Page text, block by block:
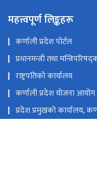
महत्त्वपूर्ण लिङ्कहरू
कर्णाली प्रदेश पोर्टल
प्रधानमन्त्री तथा
राष्ट्रपतिको कार्यालय
कर्णाली प्रदेश योजना आयोग
प्रदेश प्रमुखको कार्यालय,